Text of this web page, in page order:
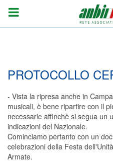
PROTOCOLLO
- Vista la ripresa anche in
musicali, è bene ripartire con il
necessarie affinchè si segua un
indicazioni del Nazionale.
Cominciamo pertanto con un
celebrazioni della Festa
Armate.